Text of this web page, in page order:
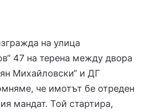
на улица
47 на терена между двора
Михайловски“ и ДГ
че имотът бе отреден
мандат. Той стартира,